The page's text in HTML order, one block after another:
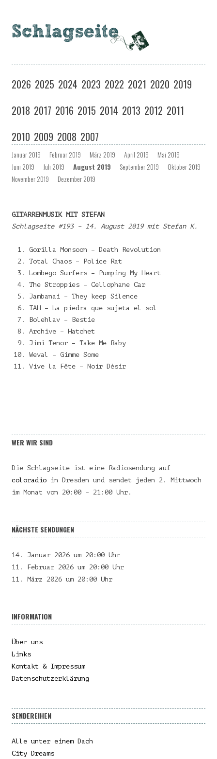
Zum
springen
2026 2025 2024 2023 2022 2021 2020 2019
2018 2017 2016 2015 2014 2013 2012 2011
2010 2009 2008 2007
Januar 2019 Februar 2019 März 2019 April 2019
Mai 2019
Juni 2019
Juli 2019 August 2019 September 2019
Oktober 2019
November 2019
Dezember 2019
GITARRENMUSIK MIT STEFAN
Schlagseite #193 – 14. August 2019 mit Stefan K.
Gorilla Monsoon – Death Revolution
Total Chaos – Police Rat
Lombego Surfers – Pumping My Heart
The Stroppies – Cellophane Car
Jambanai – They keep Silence
IAH – La piedra que sujeta el sol
Bolehlav – Bestie
Archive – Hatchet
Jimi Tenor – Take Me Baby
Weval – Gimme Some
Vive la Fête – Noir Désir
WER WIR SIND
Die Schlagseite ist eine Radiosendung auf
coloradio in Dresden und sendet jeden 2. Mittwoch
im Monat von 20:00 – 21:00 Uhr.
NÄCHSTE SENDUNGEN
14. Januar 2026 um 20:00 Uhr
11. Februar 2026 um 20:00 Uhr
11. März 2026 um 20:00 Uhr
INFORMATION
Über uns
Links
Kontakt & Impressum
Datenschutzerklärung
SENDEREIHEN
Alle unter einem Dach
City Dreams